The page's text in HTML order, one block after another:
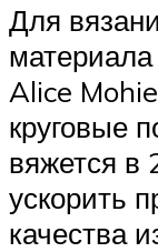
Для
Alice
круговые
вяжется в
ускорить
качества